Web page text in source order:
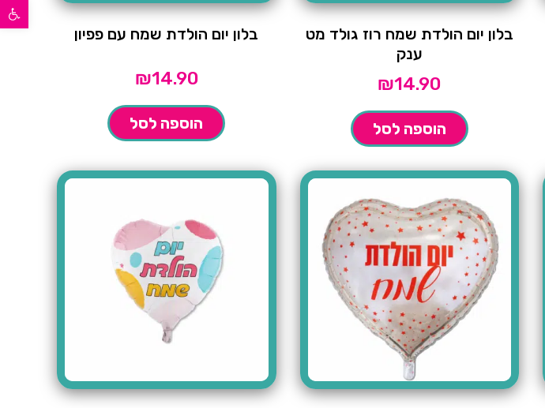
פתח סרגל נגישות
בלון יום הולדת שמח רוז גולד מט
ענק
₪14.90
הוספה לסל
בלון יום הולדת שמח עם פפיון
₪14.90
הוספה לסל